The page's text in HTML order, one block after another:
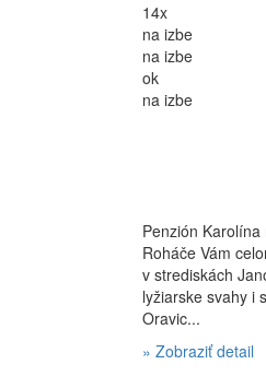
14x
na izbe
na izbe
ok
na izbe
Penzión
Roháče Vám
v strediskách
lyžiarske svahy i
Oravic...
» Zobraziť detail